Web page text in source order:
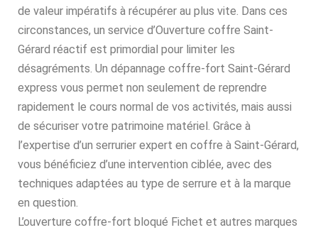
de valeur impératifs à récupérer au plus vite. Dans ces
circonstances, un service d’Ouverture coffre Saint-
Gérard réactif est primordial pour limiter les
désagréments. Un dépannage coffre-fort Saint-Gérard
express vous permet non seulement de reprendre
rapidement le cours normal de vos activités, mais aussi
de sécuriser votre patrimoine matériel. Grâce à
l’expertise d’un serrurier expert en coffre à Saint-Gérard,
vous bénéficiez d’une intervention ciblée, avec des
techniques adaptées au type de serrure et à la marque
en question.
L’ouverture coffre-fort bloqué Fichet et autres marques